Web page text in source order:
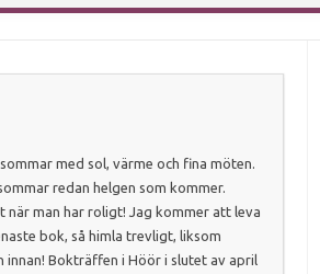
med sol, värme och fina möten.
redan helgen som kommer.
man har roligt! Jag kommer att leva
bok, så himla trevligt, liksom
innan! Bokträffen i Höör i slutet av april